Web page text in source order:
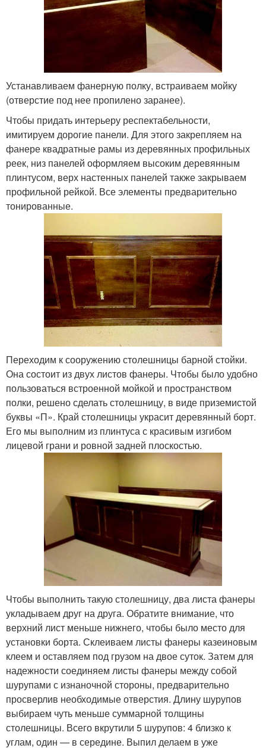
Устанавливаем фанерную полку, встраиваем мойку
(отверстие под нее пропилено заранее).
Чтобы придать интерьеру респектабельности,
имитируем дорогие панели. Для этого закрепляем на
фанере квадратные рамы из деревянных профильных
реек, низ панелей оформляем высоким деревянным
плинтусом, верх настенных панелей также закрываем
профильной рейкой. Все элементы предварительно
тонированные.
Переходим к сооружению столешницы барной стойки.
Она состоит из двух листов фанеры. Чтобы было удобно
пользоваться встроенной мойкой и пространством
полки, решено сделать столешницу, в виде приземистой
буквы «П». Край столешницы украсит деревянный борт.
Его мы выполним из плинтуса с красивым изгибом
лицевой грани и ровной задней плоскостью.
Чтобы выполнить такую столешницу, два листа фанеры
укладываем друг на друга. Обратите внимание, что
верхний лист меньше нижнего, чтобы было место для
установки борта. Склеиваем листы фанеры казеиновым
клеем и оставляем под грузом на двое суток. Затем для
надежности соединяем листы фанеры между собой
шурупами с изнаночной стороны, предварительно
просверлив необходимые отверстия. Длину шурупов
выбираем чуть меньше суммарной толщины
столешницы. Всего вкрутили 5 шурупов: 4 близко к
углам, один — в середине. Выпил делаем в уже